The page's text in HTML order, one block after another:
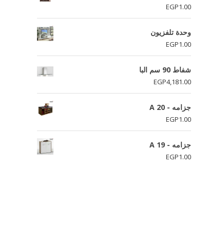
EGP1.00
وحدة تلفزيون
EGP1.00
شفاط 90 سم البا
EGP4,181.00
جزامه - A 20
EGP1.00
جزامه - A 19
EGP1.00